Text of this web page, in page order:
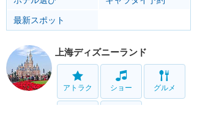
最新スポット
上海ディズニーランド
アトラク ショー グルメ